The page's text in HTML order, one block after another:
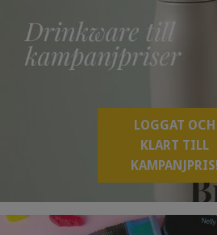
LOGGAT OCH
KLART TILL